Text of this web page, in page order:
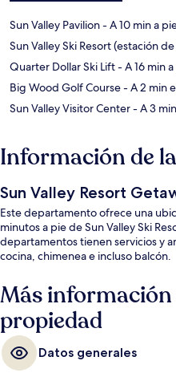
Sun Valley Pavilion- A 10 min a
Sun Valley Ski Resort (estación
Quarter Dollar Ski Lift- A 16 min
Big Wood Golf Course- A 2 min
Sun Valley Visitor Center- A 3
Información de
Sun Valley Resort
Este departamento ofrece una
minutos a pie de Sun Valley Ski
departamentos tienen servicios y
cocina, chimenea e incluso balcón.
Más información
propiedad
Datos generales